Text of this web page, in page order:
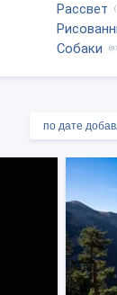
Рассвет
Собаки